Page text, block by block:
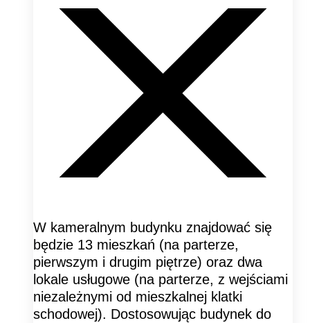
W kameralnym budynku znajdować się
będzie 13 mieszkań (na parterze,
pierwszym i drugim piętrze) oraz dwa
lokale usługowe (na parterze, z wejściami
niezależnymi od mieszkalnej klatki
schodowej). Dostosowując budynek do